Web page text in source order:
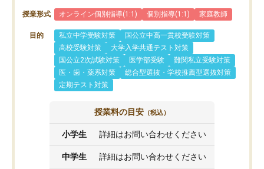
授業形式 オンライン個別指導(1:1) 個別指導(1:1) 家庭教師
目的 私立中学受験対策
国公立中高一貫校受験対策
高校受験対策
大学入学共通テスト対策
国公立2次試験対策
医学部受験
難関私立受験対策
医・歯・薬系対策
総合型選抜・学校推薦型選抜対策
定期テスト対策
授業料の目安 （税込）
小学生 詳細はお問い合わせください
中学生 詳細はお問い合わせください